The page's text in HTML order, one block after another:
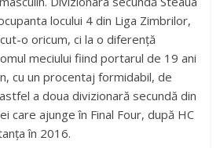
locului 4 din Liga Zimbrilor,
o oricum, ci la o diferență
meciului fiind portarul de 19 ani
cu un procentaj formidabil, de
a doua divizionară secundă din
care ajunge în Final Four, după HC
în 2016.